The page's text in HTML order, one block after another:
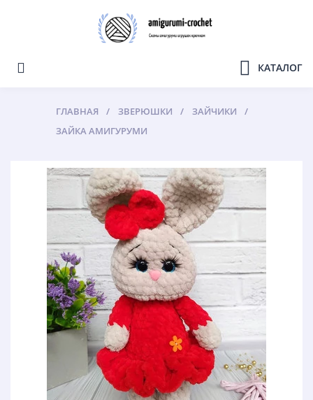
КАТАЛОГ
ГЛАВНАЯ ЗВЕРЮШКИ
ЗАЙЧИКИ
ЗАЙКА АМИГУРУМИ